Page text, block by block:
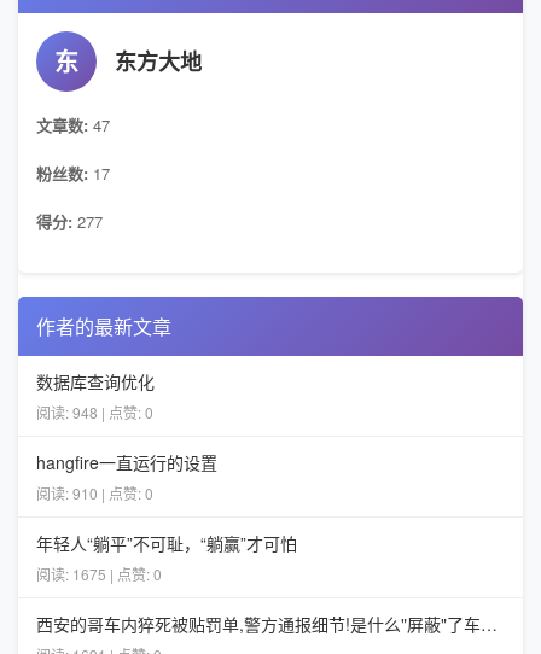
东 东方大地
文章数: 47
粉丝数: 17
得分: 277
作者的最新文章
数据库查询优化
阅读: 948 | 点赞: 0
hangfire一直运行的设置
阅读: 910 | 点赞: 0
年轻人“躺平”不可耻，“躺赢”才可怕
阅读: 1675 | 点赞: 0
西安的哥车内猝死被贴罚单,警方通报细节!是什么"屏蔽"了车内的人?